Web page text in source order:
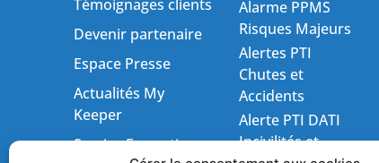
Témoignages clients
Devenir partenaire
Espace Presse
Actualités My
Keeper
Service Formation
Alarme PPMS
Risques Majeurs
Alertes PTI
Chutes et
Accidents
Alerte PTI DATI
Incivilités et